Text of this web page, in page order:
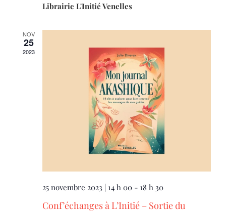
Librairie L'Initié Venelles
NOV
25
2023
25 novembre 2023 | 14 h 00 - 18 h 30
Conf’échanges à L’Initié – Sortie du